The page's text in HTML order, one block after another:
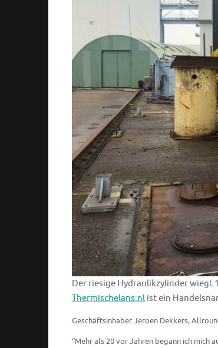
Der riesige Hydraulikzylinder wiegt
Thermischelans.nl ist ein
Geschäftsinhaber Jeroen Dekkers,
“Mehr als 20 vor Jahren begann ich mich